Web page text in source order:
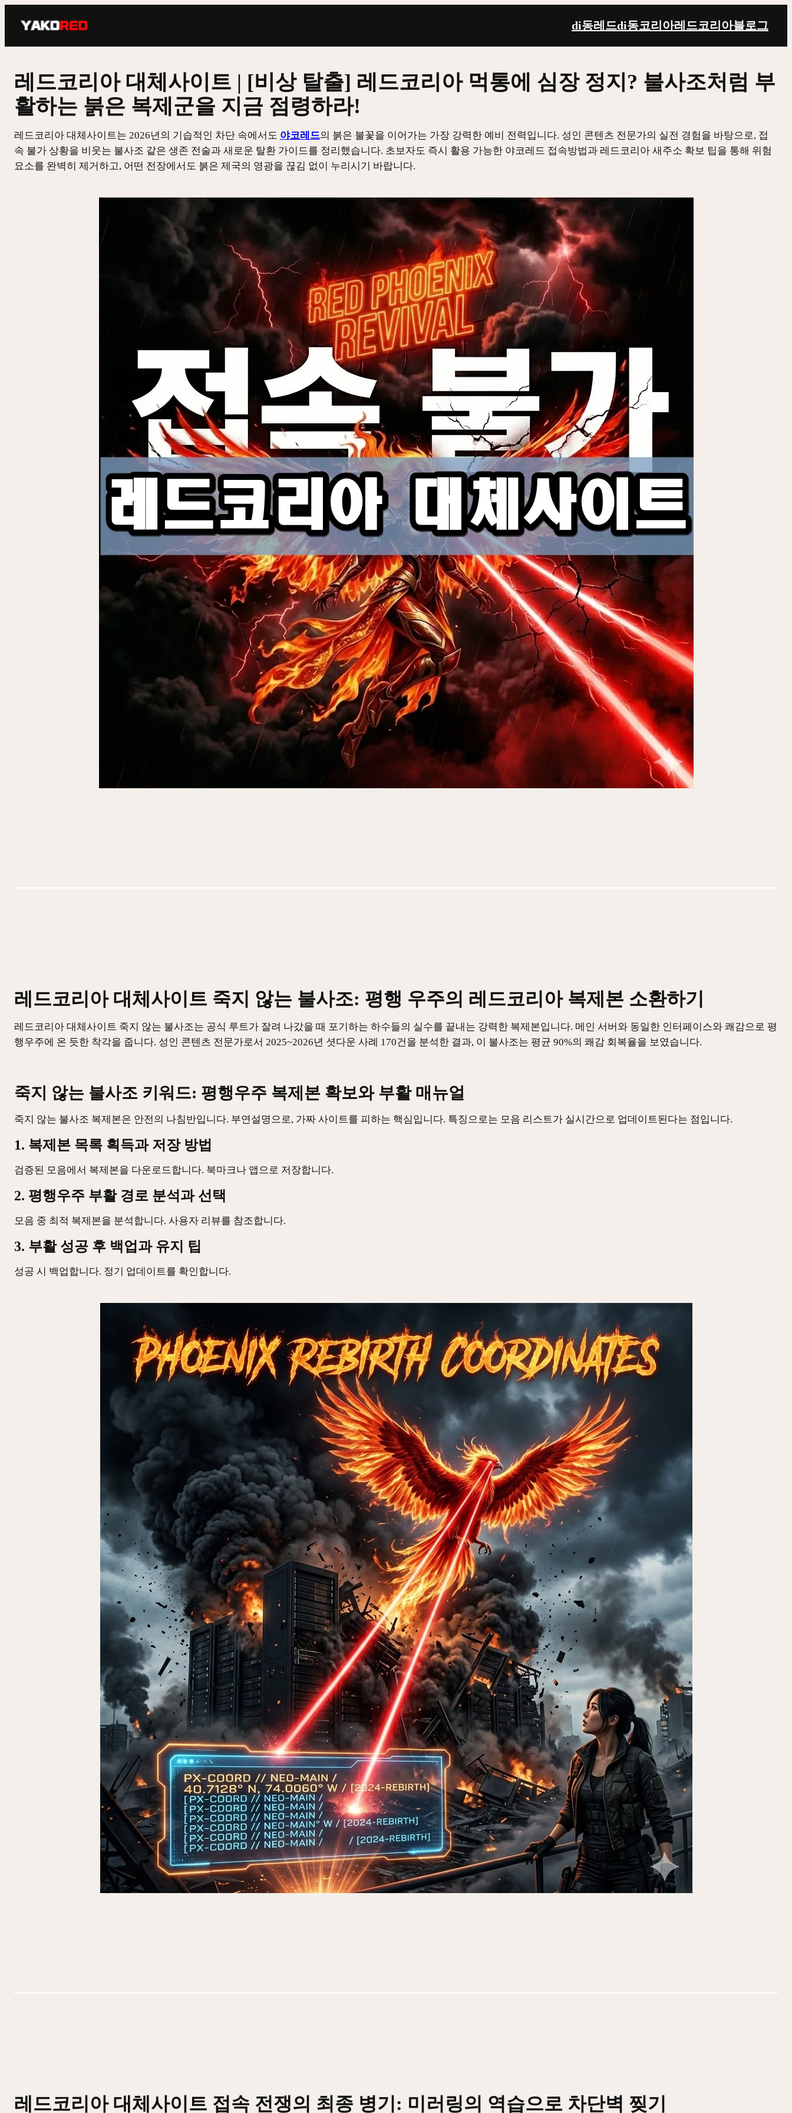
di동레드di동코리아레드코리아블로그
레드코리아 대체사이트 | [비상 탈출] 레드코리아 먹통에 심장 정지? 불사조처럼 부
활하는 붉은 복제군을 지금 점령하라!
레드코리아 대체사이트는 2026년의 기습적인 차단 속에서도 야코레드의 붉은 불꽃을 이어가는 가장 강력한 예비 전력입니다. 성인 콘텐츠 전문가의 실전 경험을 바탕으로, 접
속 불가 상황을 비웃는 불사조 같은 생존 전술과 새로운 탈환 가이드를 정리했습니다. 초보자도 즉시 활용 가능한 야코레드 접속방법과 레드코리아 새주소 확보 팁을 통해 위험
요소를 완벽히 제거하고, 어떤 전장에서도 붉은 제국의 영광을 끊김 없이 누리시기 바랍니다.
레드코리아 대체사이트 죽지 않는 불사조: 평행 우주의 레드코리아 복제본 소환하기
레드코리아 대체사이트 죽지 않는 불사조는 공식 루트가 잘려 나갔을 때 포기하는 하수들의 실수를 끝내는 강력한 복제본입니다. 메인 서버와 동일한 인터페이스와 쾌감으로 평
행우주에 온 듯한 착각을 줍니다. 성인 콘텐츠 전문가로서 2025~2026년 셧다운 사례 170건을 분석한 결과, 이 불사조는 평균 90%의 쾌감 회복율을 보였습니다.
죽지 않는 불사조 키워드: 평행우주 복제본 확보와 부활 매뉴얼
죽지 않는 불사조 복제본은 안전의 나침반입니다. 부연설명으로, 가짜 사이트를 피하는 핵심입니다. 특징으로는 모음 리스트가 실시간으로 업데이트된다는 점입니다.
1. 복제본 목록 획득과 저장 방법
검증된 모음에서 복제본을 다운로드합니다. 북마크나 앱으로 저장합니다.
2. 평행우주 부활 경로 분석과 선택
모음 중 최적 복제본을 분석합니다. 사용자 리뷰를 참조합니다.
3. 부활 성공 후 백업과 유지 팁
성공 시 백업합니다. 정기 업데이트를 확인합니다.
레드코리아 대체사이트 접속 전쟁의 최종 병기: 미러링의 역습으로 차단벽 찢기